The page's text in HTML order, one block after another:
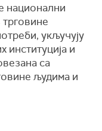
национални
укључују
институција и
са
људима и